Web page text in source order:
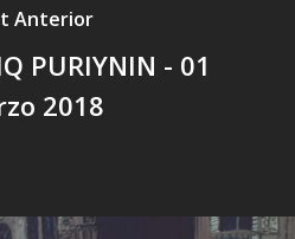
Anterior
PURIYNIN - 01
2018